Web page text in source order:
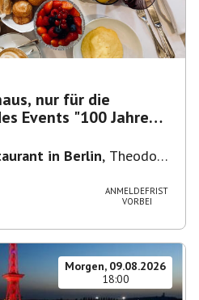
nur für die
Events "100 Jahre
in Berlin, Theodor-
ANMELDEFRIST
VORBEI
Morgen, 09.08.2026
18:00